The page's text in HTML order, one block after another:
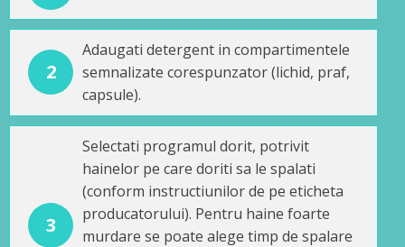
2
Adaugati detergent in compartimentele
semnalizate corespunzator (lichid, praf,
capsule).
3
Selectati programul dorit, potrivit
hainelor pe care doriti sa le spalati
(conform instructiunilor de pe eticheta
producatorului). Pentru haine foarte
murdare se poate alege timp de spalare